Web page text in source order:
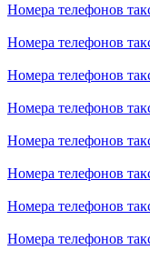
Номера телефонов
Номера телефонов
Номера телефонов
Номера телефонов
Номера телефонов
Номера телефонов
Номера телефонов
Номера телефонов